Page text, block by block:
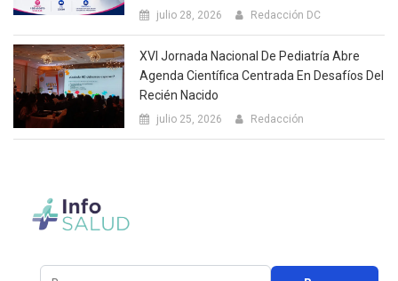
julio 28, 2026 Redacción DC
XVI Jornada Nacional De Pediatría Abre
Agenda Científica Centrada En Desafíos Del
Recién Nacido
julio 25, 2026 Redacción